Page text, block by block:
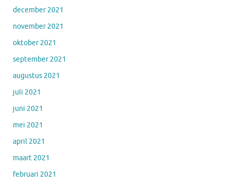
december 2021
november 2021
oktober 2021
september 2021
augustus 2021
juli 2021
juni 2021
mei 2021
april 2021
maart 2021
februari 2021